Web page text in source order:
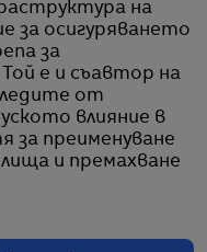
на
за осигуряването
за
е и съавтор на
от
влияние в
за преименуване
и премахване